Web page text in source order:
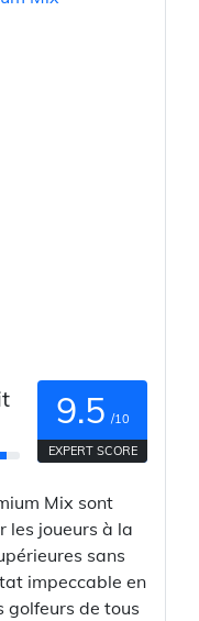
9.5 /10
EXPERT SCORE
Mix sont
les joueurs à la
sans
impeccable en
golfeurs de tous